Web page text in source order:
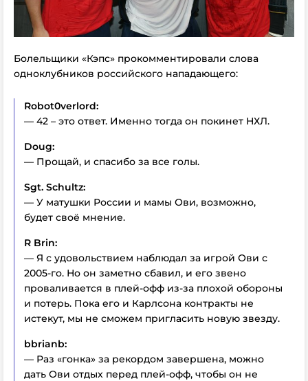
Болельщики «Кэпс» прокомментировали слова
одноклубников российского нападающего:
Robot0verlord:
— 42 – это ответ. Именно тогда он покинет НХЛ.
Doug:
— Прощай, и спасибо за все голы.
Sgt. Schultz:
— У матушки России и мамы Ови, возможно,
будет своё мнение.
R Brin:
— Я с удовольствием наблюдал за игрой Ови с
2005-го. Но он заметно сбавил, и его звено
проваливается в плей-офф из-за плохой обороны
и потерь. Пока его и Карлсона контракты не
истекут, мы не сможем пригласить новую звезду.
bbrianb:
— Раз «гонка» за рекордом завершена, можно
дать Ови отдых перед плей-офф, чтобы он не